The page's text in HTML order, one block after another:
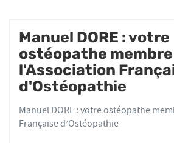
Manuel DORE : votre
ostéopathe membre
l'Association
d'Ostéopathie
Manuel DORE : votre ostéopathe membre de l'Association
Française d’Ostéopathie